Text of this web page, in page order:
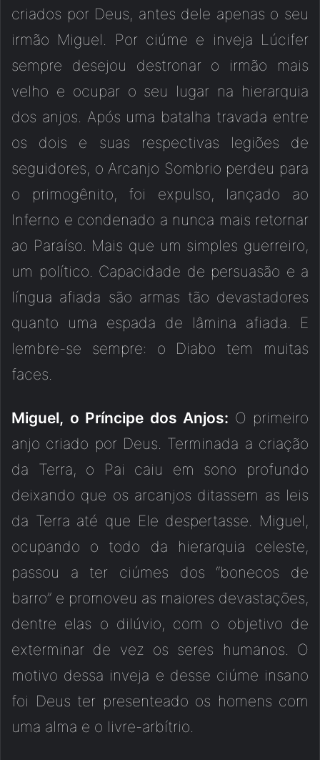
criados por Deus, antes dele apenas o seu
irmão Miguel. Por ciúme e inveja Lúcifer
sempre desejou destronar o irmão mais
velho e ocupar o seu lugar na hierarquia
dos anjos. Após uma batalha travada entre
os dois e suas respectivas legiões de
seguidores, o Arcanjo Sombrio perdeu para
o primogênito, foi expulso, lançado ao
Inferno e condenado a nunca mais retornar
ao Paraíso. Mais que um simples guerreiro,
um político. Capacidade de persuasão e a
língua afiada são armas tão devastadores
quanto uma espada de lâmina afiada. E
lembre-se sempre: o Diabo tem muitas
faces.
Miguel, o Príncipe dos Anjos: O primeiro
anjo criado por Deus. Terminada a criação
da Terra, o Pai caiu em sono profundo
deixando que os arcanjos ditassem as leis
da Terra até que Ele despertasse. Miguel,
ocupando o todo da hierarquia celeste,
passou a ter ciúmes dos “bonecos de
barro” e promoveu as maiores devastações,
dentre elas o dilúvio, com o objetivo de
exterminar de vez os seres humanos. O
motivo dessa inveja e desse ciúme insano
foi Deus ter presenteado os homens com
uma alma e o livre-arbítrio.